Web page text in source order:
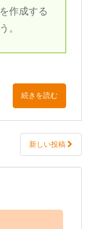
作成する
。
続きを読む
新しい投稿